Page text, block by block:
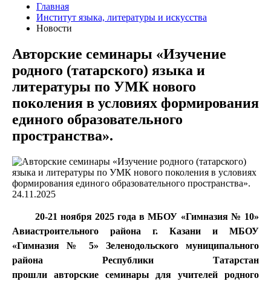
Главная
Институт языка, литературы и искусства
Новости
Авторские семинары «Изучение
родного (татарского) языка и
литературы по УМК нового
поколения в условиях формирования
единого образовательного
пространства».
24.11.2025
20-21 ноября 2025 года в МБОУ «Гимназия № 10»
Авиастроительного района г. Казани и МБОУ
«Гимназия № 5» Зеленодольского муниципального
района Республики Татарстан
прошли авторскиесеминары для учителей родного